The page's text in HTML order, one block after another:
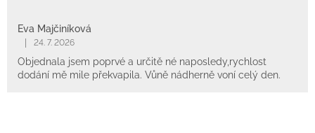
Eva Majčiníková
24. 7. 2026
Objednala jsem poprvé a určitě né naposledy,rychlost
dodání mě mile překvapila. Vůně nádherně voní celý den.